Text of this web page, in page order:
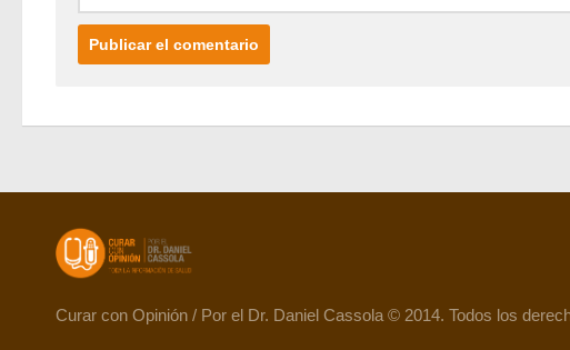
Curar con Opinión / Por el Dr. Daniel Cassola © 2014. Todos los